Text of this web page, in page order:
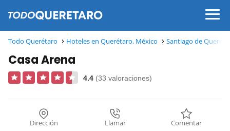
Todo Querétaro Hoteles en Querétaro, México Santiago de
Casa Arena
4.4 (33 valoraciones)
Dirección Llamar Comentar